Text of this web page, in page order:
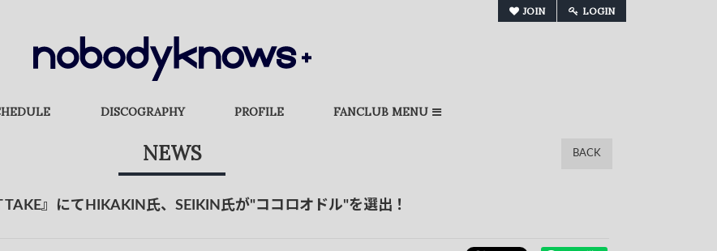
DISCOGRAPHY PROFILE FANCLUB MENU
JOIN LOGIN
NEWS BACK
TAKE』にてHIKAKIN氏、SEIKIN氏が"ココロオドル"を選出！